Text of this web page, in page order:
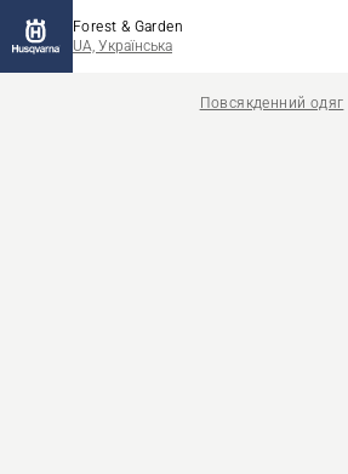
Forest & Garden
UA, Українська
Повсякденний одяг